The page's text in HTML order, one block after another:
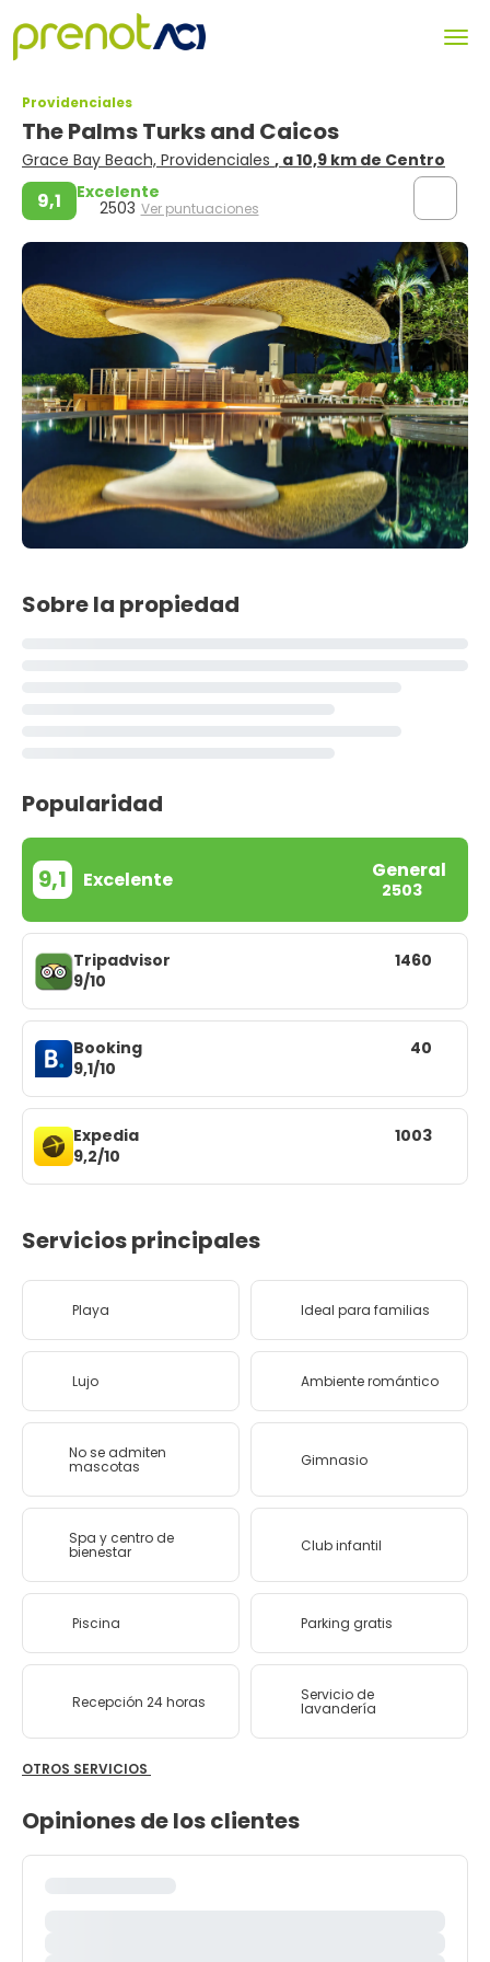
Providenciales
The Palms Turks and Caicos
Grace Bay Beach, Providenciales , a 10,9 km de Centro
9,1 Excelente
2503 Ver puntuaciones
Sobre la propiedad
Popularidad
9,1 Excelente General
2503
Tripadvisor
9/10
1460
Booking
9,1/10
40
Expedia
9,2/10
1003
Servicios principales
Playa Ideal para familias
Lujo Ambiente romántico
No se admiten
mascotas Gimnasio
Spa y centro de
bienestar Club infantil
Piscina Parking gratis
Recepción 24 horas Servicio de
lavandería
OTROS SERVICIOS
Opiniones de los clientes